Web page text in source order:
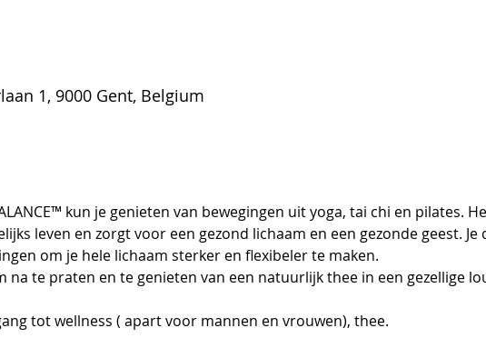
1, 9000 Gent, Belgium
kun je genieten van bewegingen uit yoga, tai chi en pilates.
leven en zorgt voor een gezond lichaam en een gezonde geest. Je
om je hele lichaam sterker en flexibeler te maken.
na te praten en te genieten van een natuurlijk thee in een gezellige
tot wellness ( apart voor mannen en vrouwen), thee.